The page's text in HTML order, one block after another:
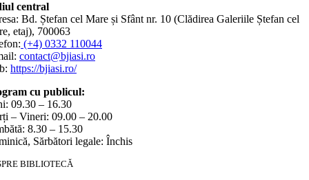
central
Bd. Ștefan cel Mare și Sfânt nr. 10 (Clădirea Galeriile Ștefan cel
etaj), 700063
(+4) 0332 110044
contact@bjiasi.ro
https://bjiasi.ro/
cu publicul:
09.30 – 16.30
– Vineri: 09.00 – 20.00
8.30 – 15.30
Sărbători legale: Închis
BIBLIOTECĂ